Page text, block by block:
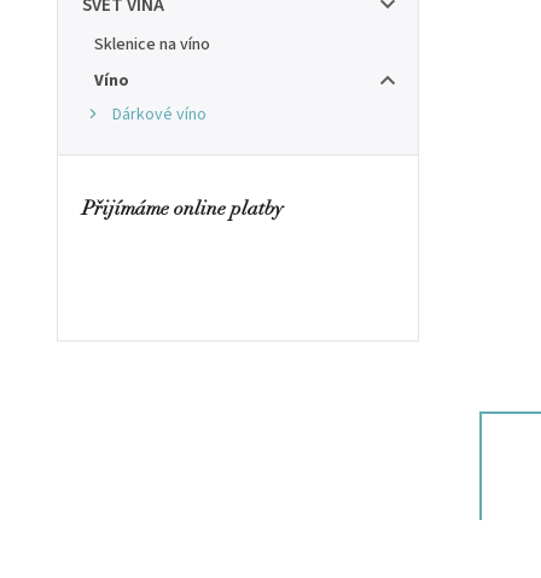
Sklenice na víno
Víno
Dárkové víno
Přijímáme online platby